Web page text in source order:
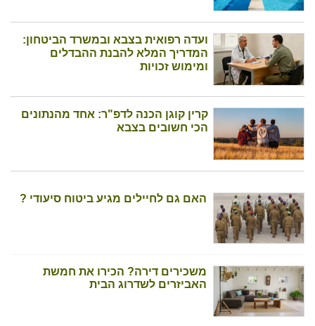
ועדה רפואית בצבא ובמשרד הביטחון:
המדריך המלא להבנת ההבדלים
ומימוש זכויות
קרין קוגן הכנה לדפ"ר: אחד מהנתונים
הכי חשובים בצבא
האם גם לחיילים מגיע ביטוח סיעודי ?
משכירים דירה? הכירו את חמשת
האביזרים לשדרוג הבית